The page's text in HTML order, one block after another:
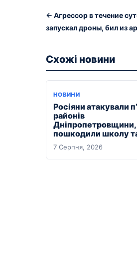
← Агрессор в течение
запускал дроны, бил из
Схожі новини
НОВИНИ
Росіяни атакували
районів
Дніпропетровщини,
пошкодили школу
7 Серпня, 2026